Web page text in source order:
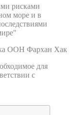
рисками
море и в
ООН Фархан Хак
для
с